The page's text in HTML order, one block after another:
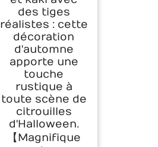
des tiges
réalistes : cette
décoration
d'automne
apporte une
touche
rustique à
toute scène de
citrouilles
d'Halloween.
【Magnifique